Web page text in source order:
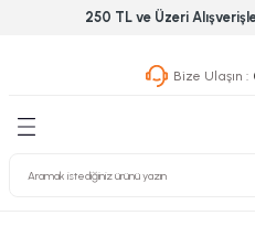
250 TL ve Üzeri
Bize Ulaşın :
Geri Dön
Geri Dön
& Nalburiye
Grubu
Geri Dön